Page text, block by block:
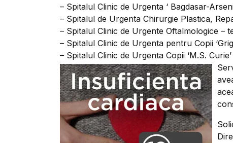
– Spitalul Clinic de Urgenta ‘ Bagdasar-
– Spitalul de Urgenta Chirurgie Plastica,
– Spitalul Clinic de Urgente Oftalmologice –
– Spitalul Clinic de Urgenta pentru Copii
– Spitalul Clinic de Urgenta Copii ‘M.S.